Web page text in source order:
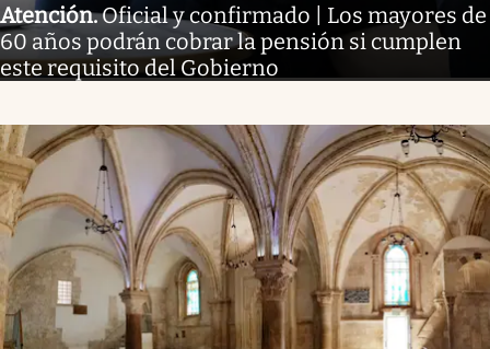
Atención.Oficial y confirmado | Los mayores de
60 años podrán cobrar la pensión si cumplen
este requisito del Gobierno